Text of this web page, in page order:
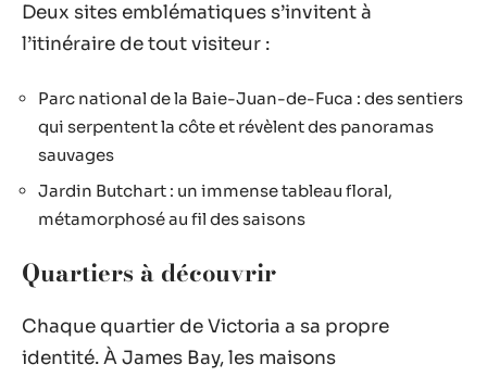
Deux sites emblématiques s’invitent à
l’itinéraire de tout visiteur :
Parc national de la Baie-Juan-de-Fuca : des sentiers
qui serpentent la côte et révèlent des panoramas
sauvages
Jardin Butchart : un immense tableau floral,
métamorphosé au fil des saisons
Quartiers à découvrir
Chaque quartier de Victoria a sa propre
identité. À James Bay, les maisons